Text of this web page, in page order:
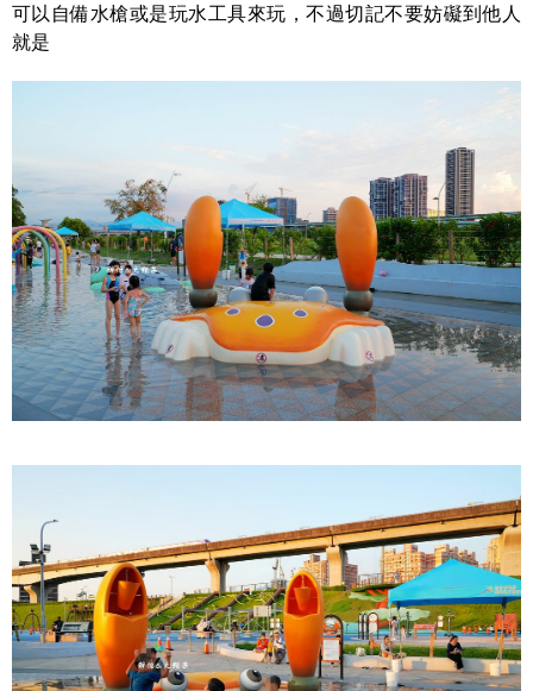
可以自備水槍或是玩水工具來玩，不過切記不要妨礙到他人
就是